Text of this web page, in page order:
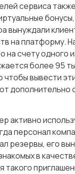
сервиса
вынуждали
на платформу.
на счету одного
более 95
чтобы вывести
дополнительно
активно
персонал
резервы, его
в
такого